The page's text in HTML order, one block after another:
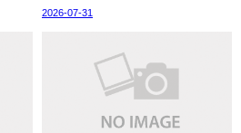
2026-07-31